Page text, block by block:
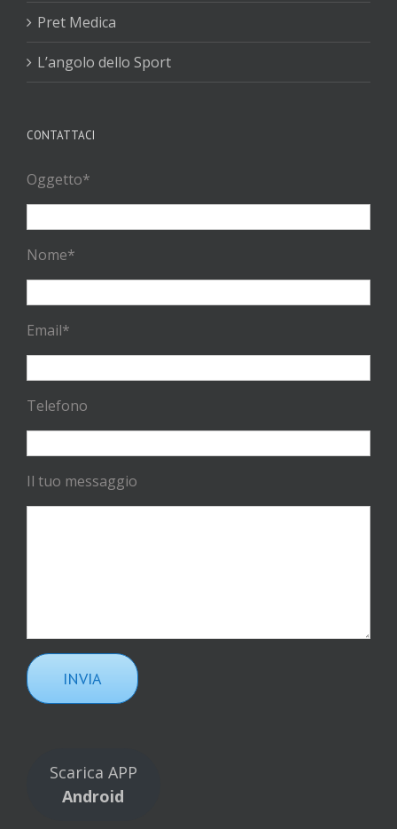
Pret Medica
L’angolo dello Sport
CONTATTACI
Oggetto*
Nome*
Email*
Telefono
Il tuo messaggio
Scarica APP
Android